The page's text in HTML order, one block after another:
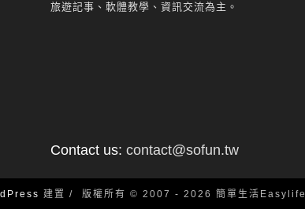
旅遊記事、軟體教學、資訊交流為主。
Contact us: contact@sofun.tw
建置 版權所有 © 2007 - 2026 簡單生活Easylife